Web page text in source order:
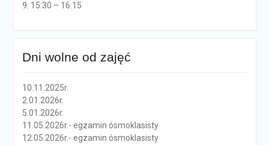
9. 15:30 – 16:15
Dni wolne od zajęć
10.11.2025r.
2.01.2026r.
5.01.2026r.
11.05.2026r.- egzamin ósmoklasisty
12.05.2026r.- egzamin ósmoklasisty